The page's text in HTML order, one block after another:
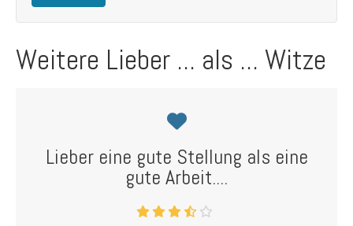
Weitere Lieber ... als ... Witze
Lieber eine gute Stellung als eine
gute Arbeit....